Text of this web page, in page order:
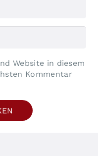
Website in diesem
Kommentar